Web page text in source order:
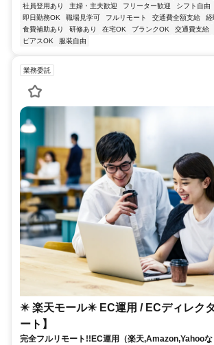
社員登用あり 主婦・主夫歓迎 フリーター歓迎 シフト自由
即日勤務OK
職場見学可 フルリモート 交通費全額支給 経
食費補助あり
研修あり 在宅OK ブランクOK 交通費支給
ピアスOK
服装自由
業務委託
✴️ 楽天モール✴️ EC運用 / ECディレク
ート】
完全フルリモート!!EC運用（楽天,Amazon,Yahooな